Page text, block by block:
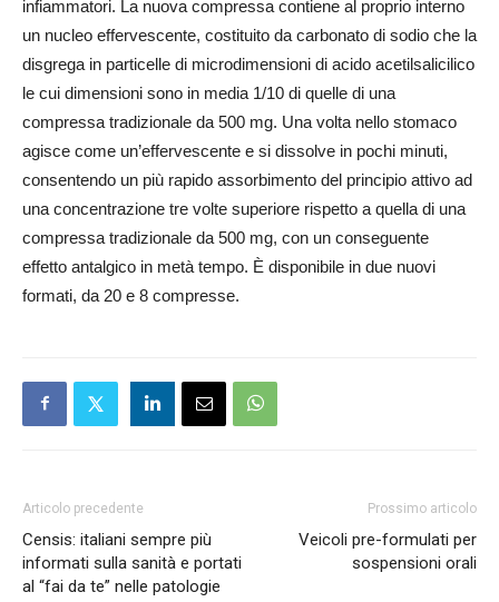
infiammatori. La nuova compressa contiene al proprio interno
un nucleo effervescente, costituito da carbonato di sodio che la
disgrega in particelle di microdimensioni di acido acetilsalicilico
le cui dimensioni sono in media 1/10 di quelle di una
compressa tradizionale da 500 mg. Una volta nello stomaco
agisce come un’effervescente e si dissolve in pochi minuti,
consentendo un più rapido assorbimento del principio attivo ad
una concentrazione tre volte superiore rispetto a quella di una
compressa tradizionale da 500 mg, con un conseguente
effetto antalgico in metà tempo. È disponibile in due nuovi
formati, da 20 e 8 compresse.
Articolo precedente
Censis: italiani sempre più
informati sulla sanità e portati
al “fai da te” nelle patologie
Prossimo articolo
Veicoli pre-formulati per
sospensioni orali